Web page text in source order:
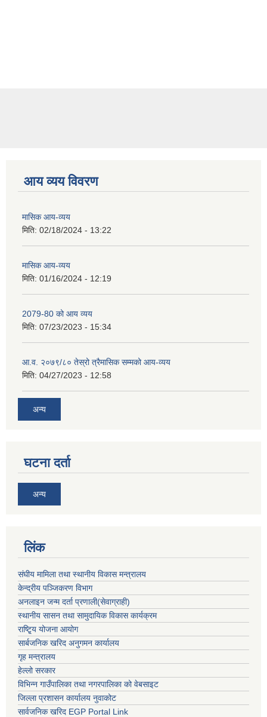
आय व्यय विवरण
मासिक आय-व्यय
मिति: 02/18/2024 - 13:22
मासिक आय-व्यय
मिति: 01/16/2024 - 12:19
2079-80 को आय व्यय
मिति: 07/23/2023 - 15:34
आ.व. २०७९/८० तेस्रो त्रैमासिक सम्मको आय-व्यय
मिति: 04/27/2023 - 12:58
अन्य
घटना दर्ता
अन्य
लिंक
संघीय मामिला तथा स्थानीय विकास मन्त्रालय
केन्द्रीय पञ्जिकरण विभाग
अनलाइन जन्म दर्ता प्रणाली(सेवाग्राही)
स्थानीय सासन तथा सामुदायिक विकास कार्यक्रम
राष्टि्ृय योजना आयोग
सार्बजनिक खरिद अनुगमन कार्यालय
गृह मन्त्रालय
हेल्लो सरकार
विभिन्न गाउँपालिका तथा नगरपालिका को वेबसाइट
जिल्ला प्रशासन कार्यालय नुवाकोट
सार्वजनिक खरिद EGP Portal Link